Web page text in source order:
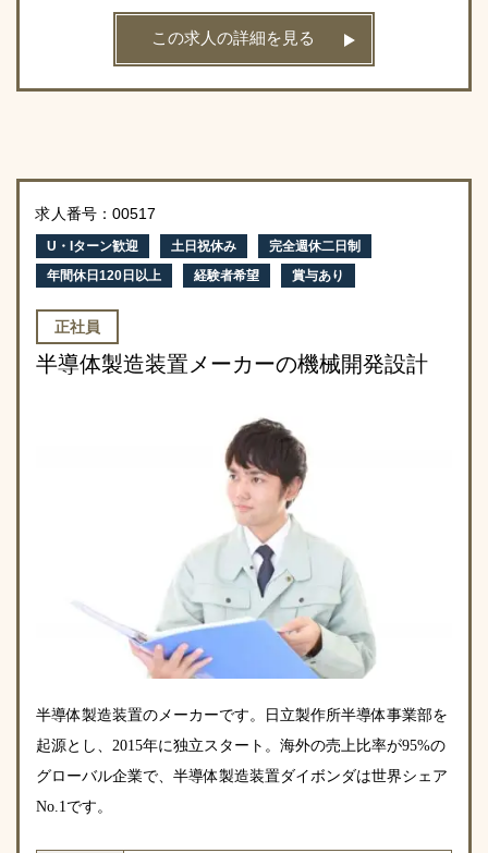
この求人の詳細を見る
求人番号：00517
U・Iターン歓迎 土日祝休み
完全週休二日制
年間休日120日以上
経験者希望 賞与あり
正社員
半導体製造装置メーカーの機械開発設計
半導体製造装置のメーカーです。日立製作所半導体事業部を
起源とし、2015年に独立スタート。海外の売上比率が95%の
グローバル企業で、半導体製造装置ダイボンダは世界シェア
No.1です。